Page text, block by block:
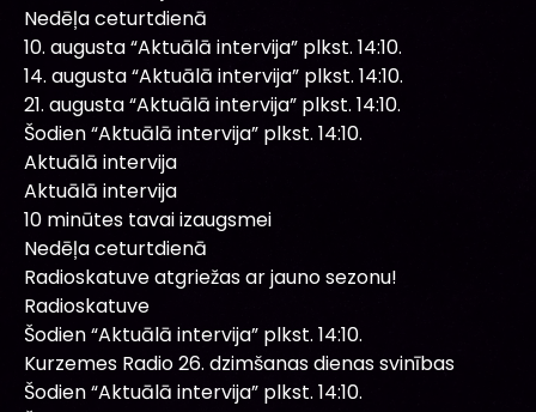
Nedēļa ceturtdienā
10. augusta “Aktuālā intervija” plkst. 14:10.
14. augusta “Aktuālā intervija” plkst. 14:10.
21. augusta “Aktuālā intervija” plkst. 14:10.
Šodien “Aktuālā intervija” plkst. 14:10.
Aktuālā intervija
Aktuālā intervija
10 minūtes tavai izaugsmei
Nedēļa ceturtdienā
Radioskatuve atgriežas ar jauno sezonu!
Radioskatuve
Šodien “Aktuālā intervija” plkst. 14:10.
Kurzemes Radio 26. dzimšanas dienas svinības
Šodien “Aktuālā intervija” plkst. 14:10.